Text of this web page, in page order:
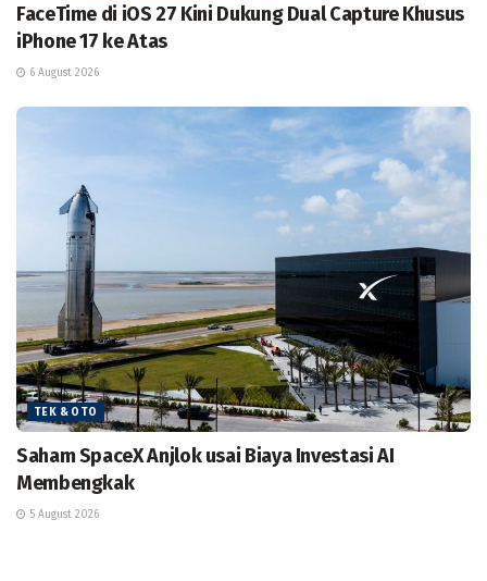
FaceTime di iOS 27 Kini Dukung Dual Capture Khusus
iPhone 17 ke Atas
6 August 2026
TEK & OTO
Saham SpaceX Anjlok usai Biaya Investasi AI
Membengkak
5 August 2026